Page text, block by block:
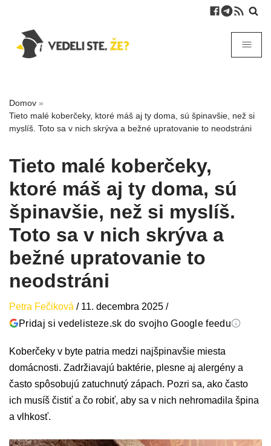
Domov »
Tieto malé koberčeky, ktoré máš aj ty doma, sú špinavšie, než si
myslíš. Toto sa v nich skrýva a bežné upratovanie to neodstráni
Tieto malé koberčeky,
ktoré máš aj ty doma, sú
špinavšie, než si myslíš.
Toto sa v nich skrýva a
bežné upratovanie to
neodstráni
Petra Fečiková / 11. decembra 2025 /
Pridaj si vedelisteze.sk do svojho Google feedu
Koberčeky v byte patria medzi najšpinavšie miesta
domácnosti. Zadržiavajú baktérie, plesne aj alergény a
často spôsobujú zatuchnutý zápach. Pozri sa, ako často
ich musíš čistiť a čo robiť, aby sa v nich nehromadila špina
a vlhkosť.